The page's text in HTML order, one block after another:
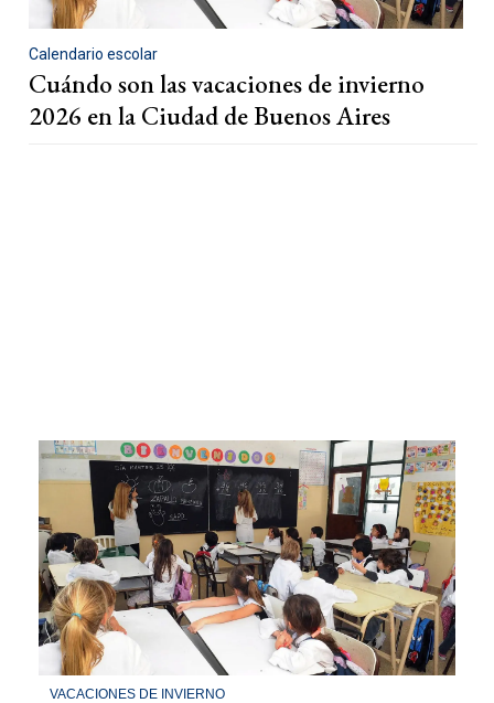
Calendario escolar
Cuándo son las vacaciones de invierno
2026 en la Ciudad de Buenos Aires
VACACIONES DE INVIERNO